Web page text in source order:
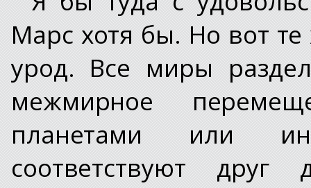
Марс хотя бы. Но вот
урод. Все миры
межмирное
планетами или
соответствуют друг